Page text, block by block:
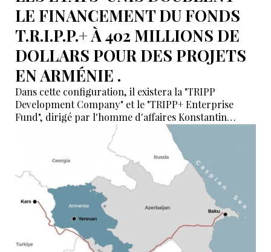
LE FINANCEMENT DU FONDS
T.R.I.P.P.+ À 402 MILLIONS DE
DOLLARS POUR DES PROJETS
EN ARMÉNIE .
Dans cette configuration, il existera la "TRIPP
Development Company" et le "TRIPP+ Enterprise
Fund", dirigé par l'homme d'affaires Konstantin